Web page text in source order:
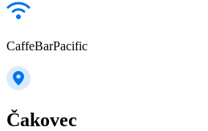
CaffeBarPacific
Čakovec